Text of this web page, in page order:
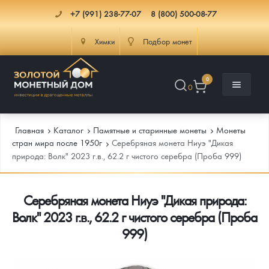
+7 (991) 238-77-07 8 (800) 500-08-77
Химки Подбор монет
0
0
Каталог
Каталог Монет
Инвестиционные монеты
Инфо
Главная Каталог Памятные и старинные монеты
Монеты
стран мира после 1950г
Серебряная монета Ниуэ "Дикая
природа: Волк" 2023 г.в., 62.2 г чистого серебра (Проба 999)
Серебряная монета Ниуэ "Дикая природа:
Волк" 2023 г.в., 62.2 г чистого серебра (Проба
999)